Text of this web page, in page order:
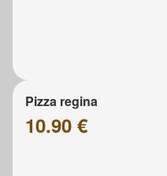
Pizza regina
10.90 €